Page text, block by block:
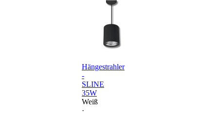
Hängestrahler
-
SLINE
35W
Weiß
·